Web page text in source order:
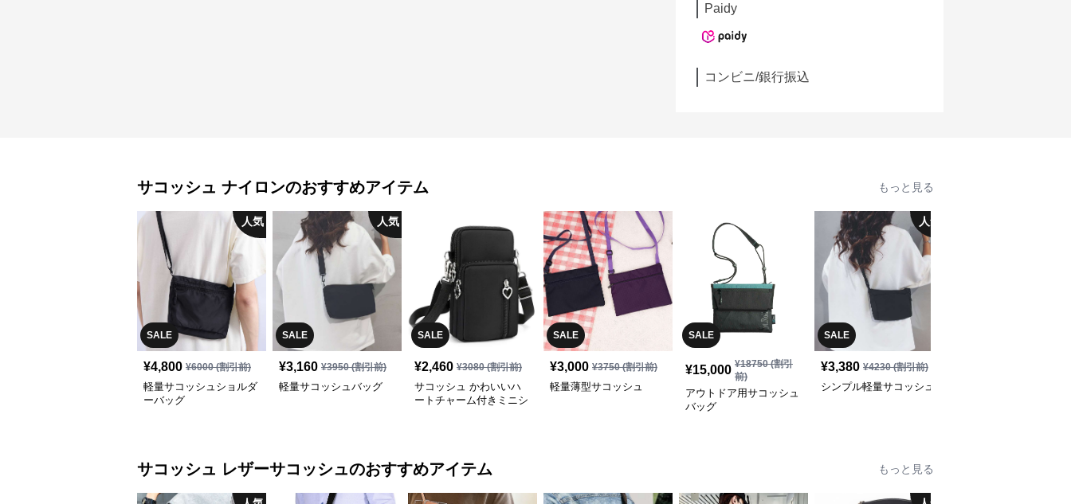
Paidy
コンビニ/銀行振込
サコッシュ ナイロンのおすすめアイテム もっと見る
SALE
人気
¥4,800 ¥6000(割引前)
軽量サコッシュショルダ
ーバッグ
SALE
人気
¥3,160 ¥3950(割引前)
軽量サコッシュバッグ
SALE
¥2,460 ¥3080(割引前)
サコッシュ かわいいハ
ートチャーム付きミニシ
SALE
¥3,000 ¥3750(割引前)
軽量薄型サコッシュ
SALE
¥15,000 ¥18750(割引
前)
アウトドア用サコッシュ
バッグ
SALE
人気
¥3,380 ¥4230(割引前)
シンプル軽量サコッシュ
サコッシュ レザーサコッシュのおすすめアイテム もっと見る